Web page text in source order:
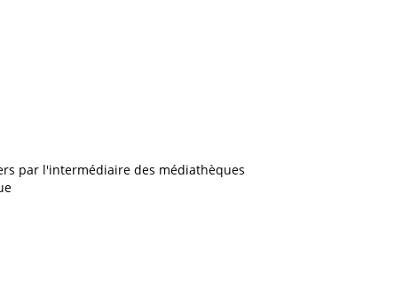
par l'intermédiaire des médiathèques